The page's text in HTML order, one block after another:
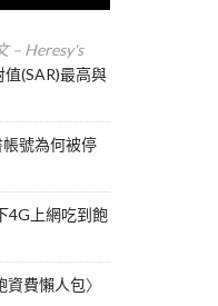
– Heresy's
值(SAR)最高與
帳號為何被停
4G上網吃到飽
資費懶人包〉